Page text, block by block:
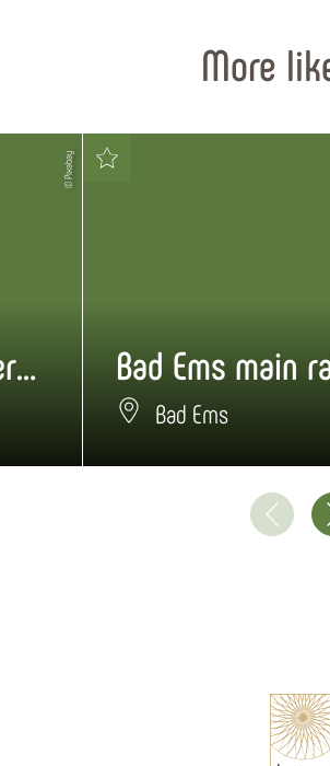
More
© Pixabay
(Bus)Parkplatz Insel Silberau Bad Ems
Bad Ems